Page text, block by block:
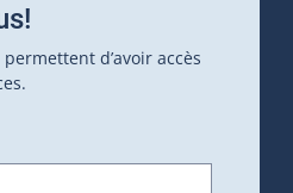
d’avoir accès